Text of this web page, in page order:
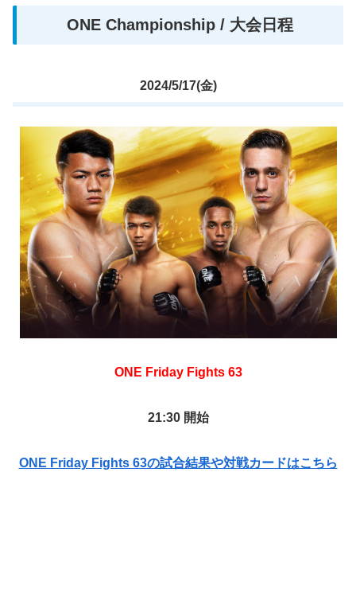
ONE Championship / 大会日程
2024/5/17(金)
ONE Friday Fights 63
21:30 開始
ONE Friday Fights 63の試合結果や対戦カードはこちら